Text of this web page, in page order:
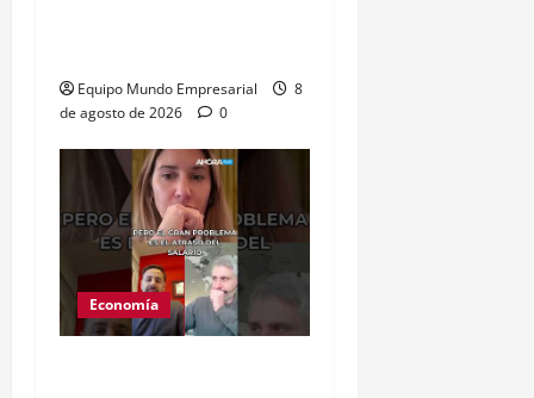
Equipo Mundo Empresarial
8
de agosto de 2026
0
Economía